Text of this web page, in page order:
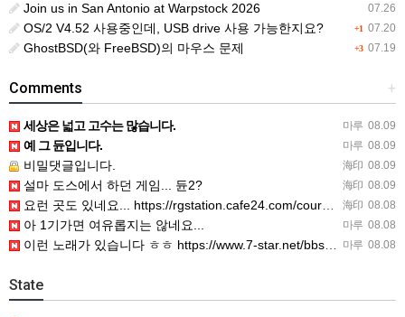
07.26
Join us in San Antonio at Warpstock 2026
+1 07.20
OS/2 V4.52 사용중인데, USB drive 사용 가능한지요?
+3 07.19
GhostBSD(와 FreeBSD)의 마우스 문제
+
Comments
마루 08.09
세상은 넓고 고수는 많습니다.
마루 08.09
예 그 듄입니다.
海印 08.09
비밀댓글입니다.
海印 08.09
설마 도스에서 하던 게임... 듄2?
海印 08.08
요런 곳도 있네요... https://rgstation.cafe24.com/course_tip/306500
마루 08.08
아 1기가면 여유롭지는 않네요...
마루 08.08
이런 노래가 있습니다 ㅎㅎ https://www.7-star.net/bbs/board.php?bo_table…
State